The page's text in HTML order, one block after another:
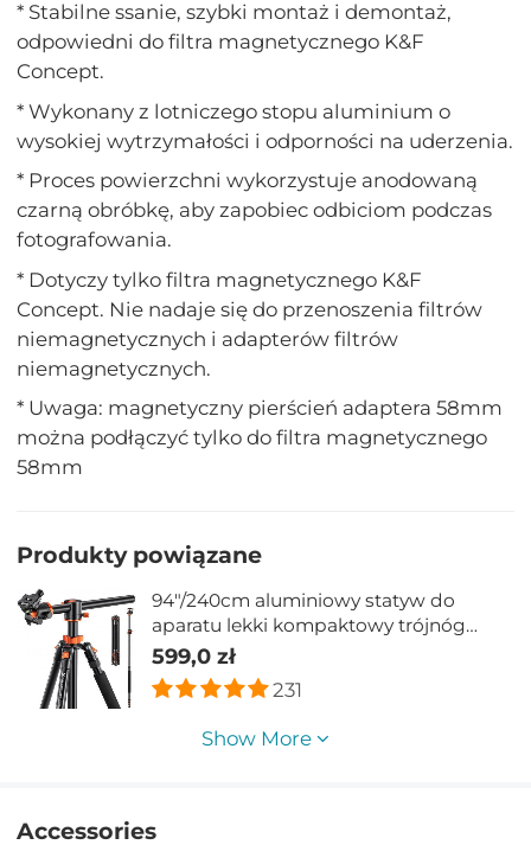
* Stabilne ssanie, szybki montaż i demontaż,
odpowiedni do filtra magnetycznego K&F
Concept.
* Wykonany z lotniczego stopu aluminium o
wysokiej wytrzymałości i odporności na uderzenia.
* Proces powierzchni wykorzystuje anodowaną
czarną obróbkę, aby zapobiec odbiciom podczas
fotografowania.
* Dotyczy tylko filtra magnetycznego K&F
Concept. Nie nadaje się do przenoszenia filtrów
niemagnetycznych i adapterów filtrów
niemagnetycznych.
* Uwaga: magnetyczny pierścień adaptera 58mm
można podłączyć tylko do filtra magnetycznego
58mm
Produkty powiązane
94"/240cm aluminiowy statyw do
aparatu lekki kompaktowy trójnóg
fotograficzny, statyw do kamera Canon
Nikon profesjonalna fotografia T254A8
(SA254T1)
599,0 zł
231
Show More
Accessories